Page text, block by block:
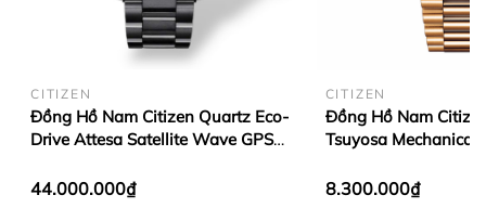
CITIZEN
Đồng Hồ Nam Citizen Quartz Eco-
Drive Attesa Satellite Wave GPS
44.000.000₫
CITIZEN
Đồng Hồ Nam
Tsuyosa Mechanical
8.300.000₫